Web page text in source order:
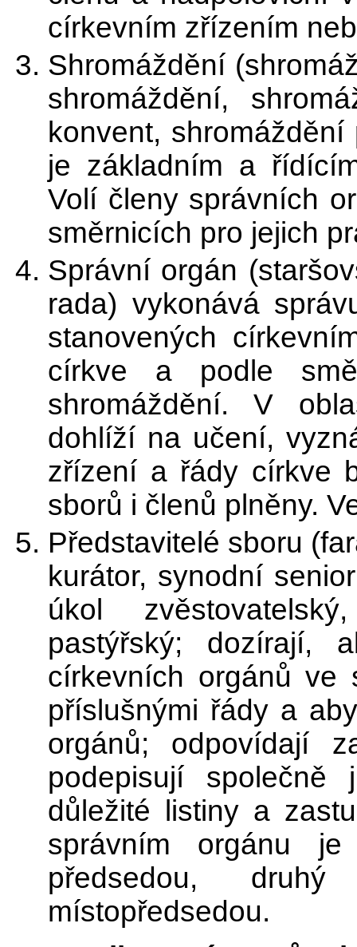
církevním zřízením
Shromáždění
shromáždění,
konvent,
je základním a
Volí členy správních
směrnicích pro jejich
Správní orgán
rada) vykonává
stanovených
církve a podle
shromáždění. V
dohlíží na učení,
zřízení a řády církve
sborů i členů plněny.
Představitelé sboru
kurátor, synodní
úkol
pastýřský; dozírají,
církevních orgánů ve
příslušnými řády a
orgánů; odpovídají
podepisují
důležité listiny a
správním orgánu
předsedou,
místopředsedou.